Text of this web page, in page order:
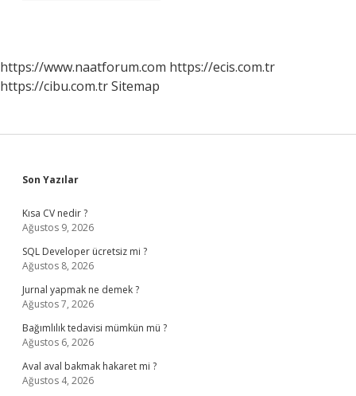
https://www.naatforum.com https://ecis.com.tr
https://cibu.com.trSitemap
Sidebar
Son Yazılar
Kısa CV nedir ?
Ağustos 9, 2026
SQL Developer ücretsiz mi ?
Ağustos 8, 2026
Jurnal yapmak ne demek ?
Ağustos 7, 2026
Bağımlılık tedavisi mümkün mü ?
Ağustos 6, 2026
Aval aval bakmak hakaret mi ?
Ağustos 4, 2026